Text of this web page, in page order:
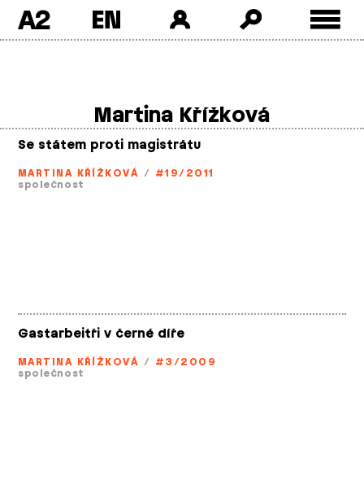
A2
Martina Křížková
Se státem proti magistrátu
MARTINA KŘÍŽKOVÁ / #19/2011
společnost
Gastarbeitři v černé díře
MARTINA KŘÍŽKOVÁ / #3/2009
společnost